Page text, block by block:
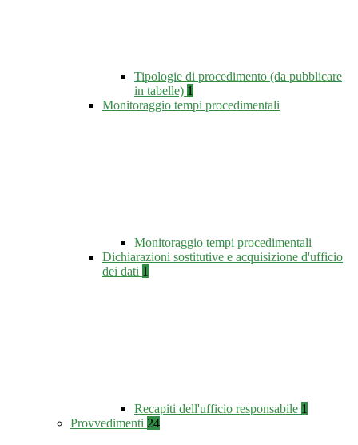
Tipologie di procedimento (da pubblicare
in tabelle) 1
Monitoraggio tempi procedimentali
Monitoraggio tempi procedimentali
Dichiarazioni sostitutive e acquisizione d'ufficio
dei dati 1
Recapiti dell'ufficio responsabile 1
Provvedimenti 24